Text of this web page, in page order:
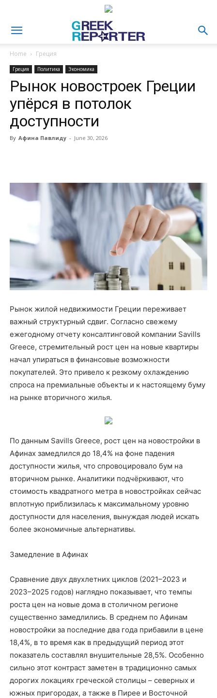
Home Греция
Греция Политика Экономика
Рынок новостроек Греции
упёрся в потолок
доступности
By Афина Павлиду - June 30, 2026
Рынок жилой недвижимости Греции переживает
важный структурный сдвиг. Согласно свежему
ежегодному отчету консалтинговой компании Savills
Greece, стремительный рост цен на новые квартиры
начал упираться в финансовые возможности
покупателей. Это привело к резкому охлаждению
спроса на премиальные объекты и к настоящему буму
на рынке вторичного жилья.
По данным Savills Greece, рост цен на новостройки в
Афинах замедлился до 18,4% на фоне падения
доступности жилья, что спровоцировало бум на
вторичном рынке. Аналитики подчёркивают, что
стоимость квадратного метра в новостройках сейчас
вплотную приблизилась к максимальному уровню
доступности для населения, вынуждая людей искать
более экономичные альтернативы.
Замедление в Афинах
Сравнение двух двухлетних циклов (2021–2023 и
2023–2025 годов) наглядно показывает, что темпы
роста цен на новые дома в столичном регионе
существенно замедлились. В среднем по Афинам
новостройки за последние два года прибавили в цене
18,4%, в то время как в предыдущий период этот
показатель составлял внушительные 28,5%. Особенно
сильно этот контраст заметен в традиционно самых
дорогих локациях греческой столицы – северных и
южных пригородах, а также в Пирее и Восточной